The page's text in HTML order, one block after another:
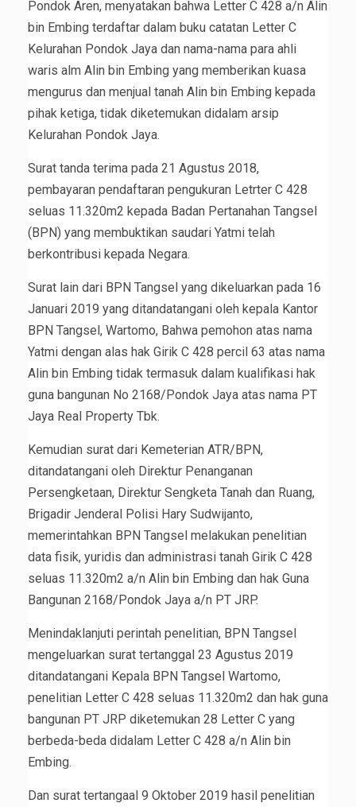
Pondok Aren, menyatakan bahwa Letter C 428 a/n Alin
bin Embing terdaftar dalam buku catatan Letter C
Kelurahan Pondok Jaya dan nama-nama para ahli
waris alm Alin bin Embing yang memberikan kuasa
mengurus dan menjual tanah Alin bin Embing kepada
pihak ketiga, tidak diketemukan didalam arsip
Kelurahan Pondok Jaya.
Surat tanda terima pada 21 Agustus 2018,
pembayaran pendaftaran pengukuran Letrter C 428
seluas 11.320m2 kepada Badan Pertanahan Tangsel
(BPN) yang membuktikan saudari Yatmi telah
berkontribusi kepada Negara.
Surat lain dari BPN Tangsel yang dikeluarkan pada 16
Januari 2019 yang ditandatangani oleh kepala Kantor
BPN Tangsel, Wartomo, Bahwa pemohon atas nama
Yatmi dengan alas hak Girik C 428 percil 63 atas nama
Alin bin Embing tidak termasuk dalam kualifikasi hak
guna bangunan No 2168/Pondok Jaya atas nama PT
Jaya Real Property Tbk.
Kemudian surat dari Kemeterian ATR/BPN,
ditandatangani oleh Direktur Penanganan
Persengketaan, Direktur Sengketa Tanah dan Ruang,
Brigadir Jenderal Polisi Hary Sudwijanto,
memerintahkan BPN Tangsel melakukan penelitian
data fisik, yuridis dan administrasi tanah Girik C 428
seluas 11.320m2 a/n Alin bin Embing dan hak Guna
Bangunan 2168/Pondok Jaya a/n PT JRP.
Menindaklanjuti perintah penelitian, BPN Tangsel
mengeluarkan surat tertanggal 23 Agustus 2019
ditandatangani Kepala BPN Tangsel Wartomo,
penelitian Letter C 428 seluas 11.320m2 dan hak guna
bangunan PT JRP diketemukan 28 Letter C yang
berbeda-beda didalam Letter C 428 a/n Alin bin
Embing.
Dan surat tertangaal 9 Oktober 2019 hasil penelitian